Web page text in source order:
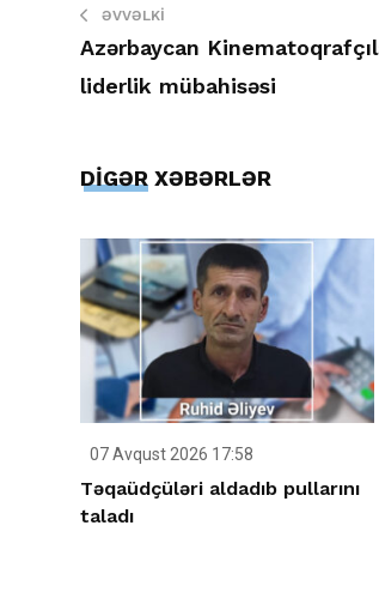
ƏVVƏLKI
Azərbaycan
liderlik mübahisəsi
DİGƏR XƏBƏRLƏR
07 Avqust 2026 17:58
Təqaüdçüləri aldadıb pullarını
taladı